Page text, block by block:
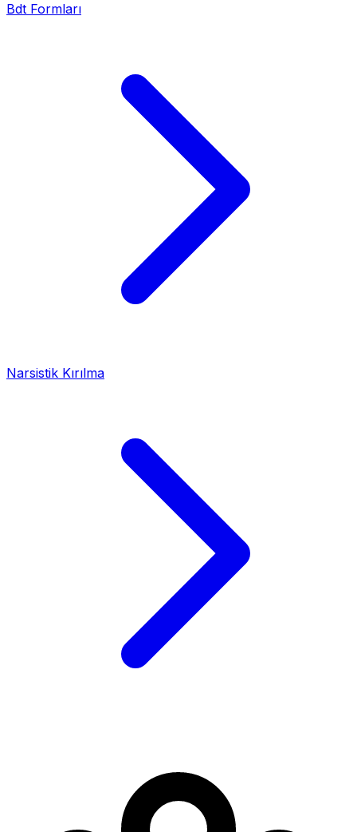
Bdt Formları
Narsistik Kırılma